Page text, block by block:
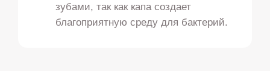
зубами, так как капа создает
благоприятную среду для бактерий.